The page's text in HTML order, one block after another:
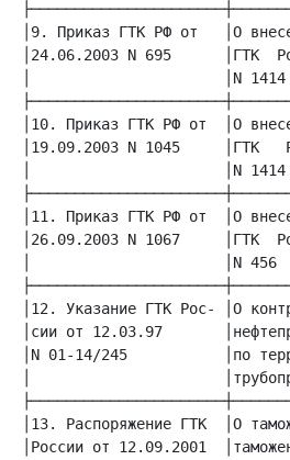
│9. Приказ ГТК РФ от   │О
│24.06.2003 N 695
│                      │N
│10. Приказ ГТК РФ от  │О
│19.09.2003 N 1045
│                      │N
│11. Приказ ГТК РФ от  │О
│26.09.2003 N 1067
│                      │N
│12. Указание ГТК Рос- │О
│сии от 12.03.97
│N 01-14/245           │по
│
│13. Распоряжение ГТК  │О
│России от 12.09.2001